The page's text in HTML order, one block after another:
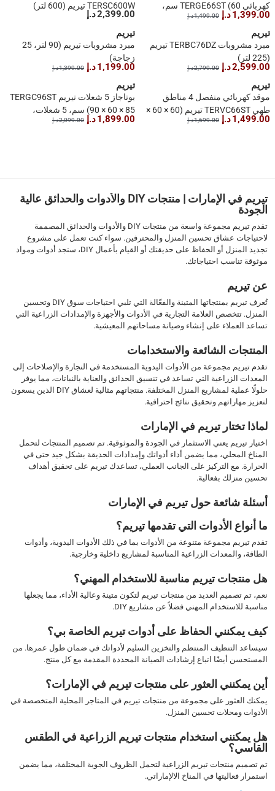
كهربائي TERGE66ST (60 سم،
فضي)
1,399.00 د.إ 1,499.00 د.إ
TERSC600W تيريم (600 لتر)
2,399.00 د.إ
تيريم
مبرد مشروبات TERBC76DZ تيريم
(225 لتر)
2,599.00 د.إ 2,799.00 د.إ
تيريم
مبرد مشروبات تيريم (90 لتر، 25
زجاجة)
1,199.00 د.إ 1,399.00 د.إ
تيريم
موقد كهربائي منفصل 4 مناطق
طهي TERVC66ST تيريم (60 × 60 ×
85 سم)
1,499.00 د.إ 1,699.00 د.إ
تيريم
بوتاجاز 5 شعلات تيريم TERGC96ST
(90 × 60 × 85 سم، 5 شعلات،
ستانلس ستيل)
1,899.00 د.إ 2,099.00 د.إ
تيريم في الإمارات | منتجات DIY والأدوات والحدائق عالية
الجودة
تقدم تيريم مجموعة واسعة من منتجات DIY والأدوات والحدائق المصممة
لاحتياجات عشاق تحسين المنزل والمحترفين. سواء كنت تعمل على مشروع
تجديد المنزل أو الحفاظ على حديقتك أو القيام بأعمال DIY، ستجد أدوات ومواد
موثوقة تناسب احتياجاتك.
عن تيريم
تُعرف تيريم بمنتجاتها المتينة والفعّالة التي تلبي احتياجات سوق DIY وتحسين
المنزل. تتخصص العلامة التجارية في الأدوات والأجهزة والإمدادات الزراعية التي
تساعد العملاء على إنشاء وصيانة مساحاتهم المعيشية.
المنتجات الشائعة والاستخدامات
تقدم تيريم مجموعة من الأدوات اليدوية المستخدمة في النجارة والإصلاحات إلى
المعدات الزراعية التي تساعد في تنسيق الحدائق والعناية بالنباتات، مما يوفر
حلولًا عملية لمشاريع المنزل المختلفة. منتجاتهم مثالية لعشاق DIY الذين يسعون
لتعزيز مهاراتهم وتحقيق نتائج احترافية.
لماذا تختار تيريم في الإمارات
اختيار تيريم يعني الاستثمار في الجودة والموثوقية. تم تصميم المنتجات لتحمل
المناخ المحلي، مما يضمن أداء أدواتك وإمدادات الحديقة بشكل جيد حتى في
الحرارة. مع التركيز على الجانب العملي، تساعدك تيريم على تحقيق أهداف
تحسين منزلك بفعالية.
أسئلة شائعة حول تيريم في الإمارات
ما أنواع الأدوات التي تقدمها تيريم؟
تقدم تيريم مجموعة متنوعة من الأدوات بما في ذلك الأدوات اليدوية، وأدوات
الطاقة، والمعدات الزراعية المناسبة لمشاريع داخلية وخارجية.
هل منتجات تيريم مناسبة للاستخدام المهني؟
نعم، تم تصميم العديد من منتجات تيريم لتكون متينة وعالية الأداء، مما يجعلها
مناسبة للاستخدام المهني فضلاً عن مشاريع DIY.
كيف يمكنني الحفاظ على أدوات تيريم الخاصة بي؟
سيساعد التنظيف المنتظم والتخزين السليم لأدواتك في ضمان طول عمرها. من
المستحسن أيضًا اتباع إرشادات الصيانة المحددة المقدمة مع كل منتج.
أين يمكنني العثور على منتجات تيريم في الإمارات؟
يمكنك العثور على مجموعة من منتجات تيريم في المتاجر المحلية المتخصصة في
الأدوات ومحلات تحسين المنزل.
هل يمكنني استخدام منتجات تيريم الزراعية في الطقس
القاسي؟
تم تصميم منتجات تيريم الزراعية لتحمل الظروف الجوية المختلفة، مما يضمن
استمرار فعاليتها في المناخ الالإماراتي.